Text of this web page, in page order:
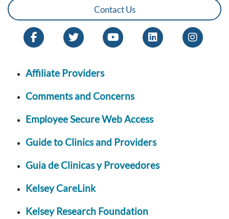
Contact Us
Affiliate Providers
Comments and Concerns
Employee Secure Web Access
Guide to Clinics and Providers
Guia de Clinicas y Proveedores
Kelsey CareLink
Kelsey Research Foundation